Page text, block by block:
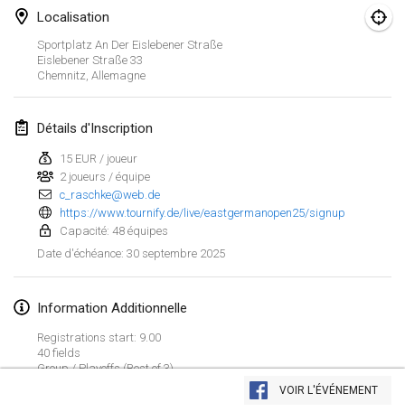
Afficher la liste
Localisation
Sportplatz An Der Eislebener Straße
Eislebener Straße 33
Chemnitz Allemagne
Détails d'Inscription
15 EUR / joueur
2 joueurs / équipe
c_raschke@web.de
https://www.tournify.de/live/eastgermanopen25/signup
Capacité: 48 équipes
Date d'échéance: 30 septembre 2025
Information Additionnelle
Registrations start: 9.00
40 fields
Group / Playoffs (Best of 3)
VOIR L'ÉVÉNEMENT
25 janv. 2025
février 2025
US Mölkky Winter
7 févr. 2025 États-Unis
Open des vendanges tardives
8 févr. 2025|France
Indoor de la CASAS
15 févr. 2025|France
15 févr. 2025|Finlande
Warm-up EM Indoor
République tchèque